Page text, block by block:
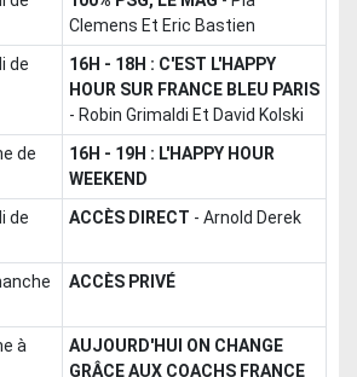
Clemens Et Eric Bastien
16H - 18H : C'EST L'HAPPY
HOUR SUR FRANCE BLEU PARIS
- Robin Grimaldi Et David Kolski
16H - 19H : L'HAPPY HOUR
WEEKEND
ACCÈS DIRECT - Arnold Derek
ACCÈS PRIVÉ
AUJOURD'HUI ON CHANGE
GRÂCE AUX COACHS FRANCE